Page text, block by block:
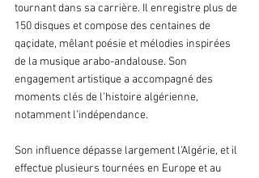
tournant dans sa carrière. Il enregistre plus de
150 disques et compose des centaines de
qaçidate, mêlant poésie et mélodies inspirées
de la musique arabo-andalouse. Son
engagement artistique a accompagné des
moments clés de l’histoire algérienne,
notamment l’indépendance.
Son influence dépasse largement l'Algérie, et il
effectue plusieurs tournées en Europe et au